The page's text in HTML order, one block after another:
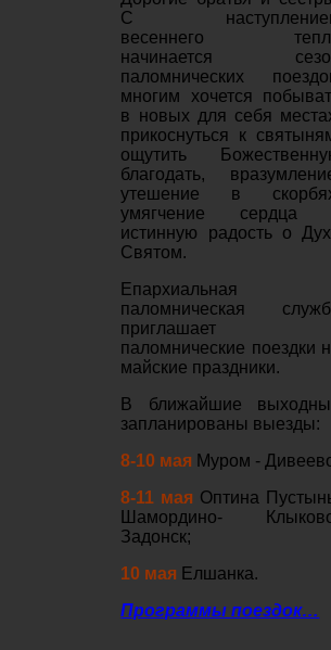
С
весеннего
начинается
паломнических
многим хочется
в новых для себя
прикоснуться к
ощутить
благодать,
утешение в
умягчение сердца
истинную радость о
Святом.
Епархиальная
паломническая
приглашает
паломнические поездки
майские праздники.
В ближайшие
запланированы выезды:
8-10 мая Муром -
8-11 мая Оптина
Шамордино-
Задонск;
10 мая Елшанка.
Программы поездок…